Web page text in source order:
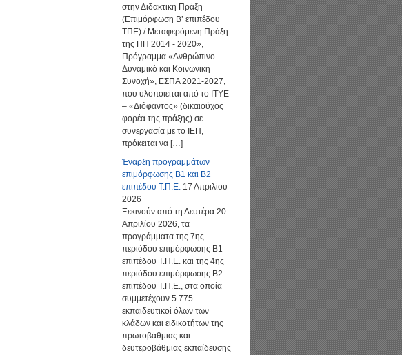
στην Διδακτική Πράξη
(Επιμόρφωση Β’ επιπέδου
ΤΠΕ) / Μεταφερόμενη Πράξη
της ΠΠ 2014 - 2020»,
Πρόγραμμα «Ανθρώπινο
Δυναμικό και Κοινωνική
Συνοχή», ΕΣΠΑ 2021-2027,
που υλοποιείται από το ΙΤΥΕ
– «Διόφαντος» (δικαιούχος
φορέα της πράξης) σε
συνεργασία με το ΙΕΠ,
πρόκειται να […]
Έναρξη προγραμμάτων
επιμόρφωσης Β1 και Β2
επιπέδου Τ.Π.Ε. 17 Απριλίου
2026
Ξεκινούν από τη Δευτέρα 20
Απριλίου 2026, τα
προγράμματα της 7ης
περιόδου επιμόρφωσης Β1
επιπέδου Τ.Π.Ε. και της 4ης
περιόδου επιμόρφωσης Β2
επιπέδου Τ.Π.Ε., στα οποία
συμμετέχουν 5.775
εκπαιδευτικοί όλων των
κλάδων και ειδικοτήτων της
πρωτοβάθμιας και
δευτεροβάθμιας εκπαίδευσης